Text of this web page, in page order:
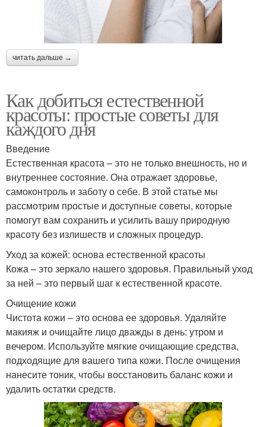
читать дальше →
Как добиться естественной
красоты: простые советы для
каждого дня
Введение
Естественная красота – это не только внешность, но и
внутреннее состояние. Она отражает здоровье,
самоконтроль и заботу о себе. В этой статье мы
рассмотрим простые и доступные советы, которые
помогут вам сохранить и усилить вашу природную
красоту без излишеств и сложных процедур.
Уход за кожей: основа естественной красоты
Кожа – это зеркало нашего здоровья. Правильный уход
за ней – это первый шаг к естественной красоте.
Очищение кожи
Чистота кожи – это основа ее здоровья. Удаляйте
макияж и очищайте лицо дважды в день: утром и
вечером. Используйте мягкие очищающие средства,
подходящие для вашего типа кожи. После очищения
нанесите тоник, чтобы восстановить баланс кожи и
удалить остатки средств.